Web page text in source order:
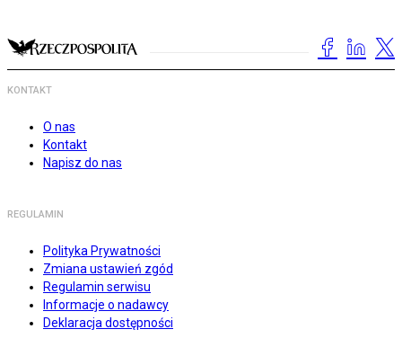
KONTAKT
O nas
Kontakt
Napisz do nas
REGULAMIN
Polityka Prywatności
Zmiana ustawień zgód
Regulamin serwisu
Informacje o nadawcy
Deklaracja dostępności